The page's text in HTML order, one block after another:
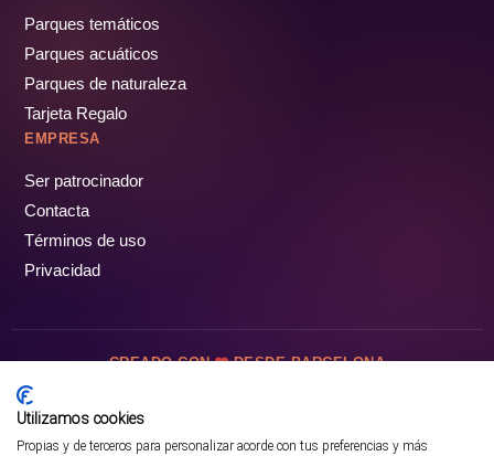
Parques temáticos
Parques acuáticos
Parques de naturaleza
Tarjeta Regalo
EMPRESA
Ser patrocinador
Contacta
Términos de uso
Privacidad
CREADO CON DESDE BARCELONA
Utilizamos cookies
Propias y de terceros para personalizar acorde con tus preferencias y más